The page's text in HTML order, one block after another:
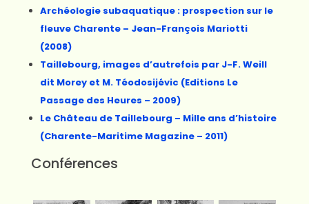
Archéologie subaquatique : prospection sur le
fleuve Charente – Jean-François Mariotti
(2008)
Taillebourg, images d’autrefois par J-F. Weill
dit Morey et M. Téodosijévic (Editions Le
Passage des Heures – 2009)
Le Château de Taillebourg – Mille ans d’histoire
(Charente-Maritime Magazine – 2011)
Conférences